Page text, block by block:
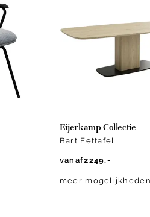
Eijerkamp Collectie
Bart Eettafel
vanaf2249.-
meer